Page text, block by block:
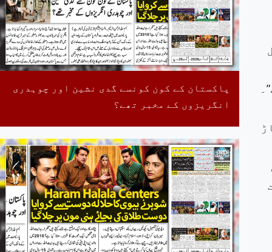
پاکستان کے کون کونسے گدی نشین اور چوہدری
انگریزوں کے مخبر تھے؟